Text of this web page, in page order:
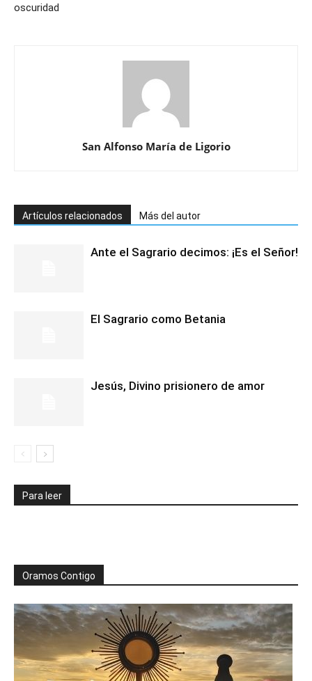
oscuridad
San Alfonso María de Ligorio
Artículos relacionados Más del autor
Ante el Sagrario decimos: ¡Es el Señor!
El Sagrario como Betania
Jesús, Divino prisionero de amor
Para leer
Oramos Contigo